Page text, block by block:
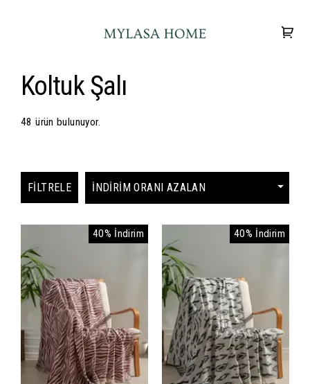
Koltuk Şalı
48 ürün bulunuyor.
FILTRELE
40% İndirim 40% İndirim